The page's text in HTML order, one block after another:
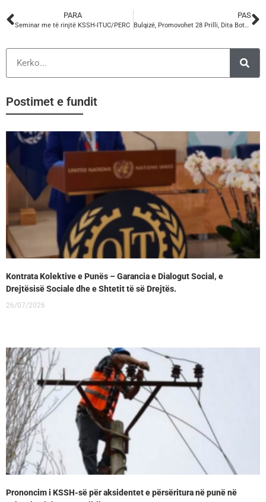
PARA
Seminar me të rinjtë KSSH-ITUC/PERC
PAS
Bulqizë, Promovohet 28 Prilli, Dita Botërore e Sigurisë dhe Shëndetit në Punë
Postimet e fundit
Kontrata Kolektive e Punës – Garancia e Dialogut Social, e
Drejtësisë Sociale dhe e Shtetit të së Drejtës.
26/07/2026
Prononcim i KSSH-së për aksidentet e përsëritura në punë në